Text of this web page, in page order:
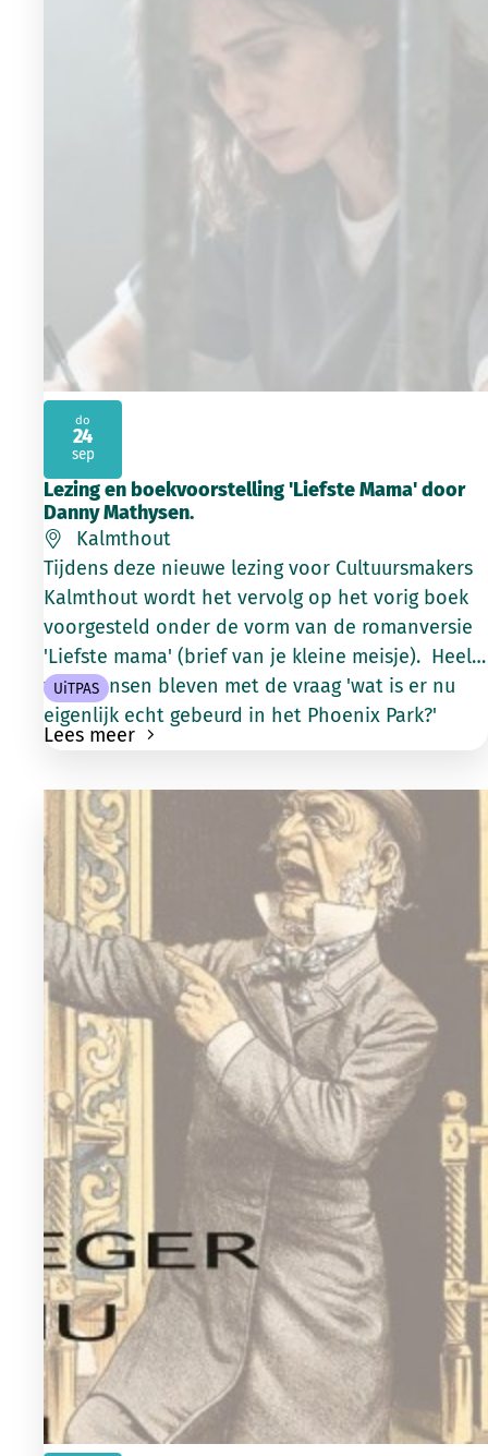
Lezing en boekvoorstelling 'Liefste Mama' door
Danny Mathysen.
Kalmthout
Tijdens deze nieuwe lezing voor Cultuursmakers
Kalmthout wordt het vervolg op het vorig boek
voorgesteld onder de vorm van de romanversie
'Liefste mama' (brief van je kleine meisje). Heel
wat mensen bleven met de vraag 'wat is er nu
eigenlijk echt gebeurd in het Phoenix Park?'
UiTPAS
Lees meer
do
24
sep
2026